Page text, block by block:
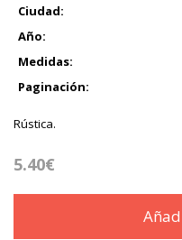
Ciudad:
Año:
Medidas:
Paginación:
Rústica.
5.40€